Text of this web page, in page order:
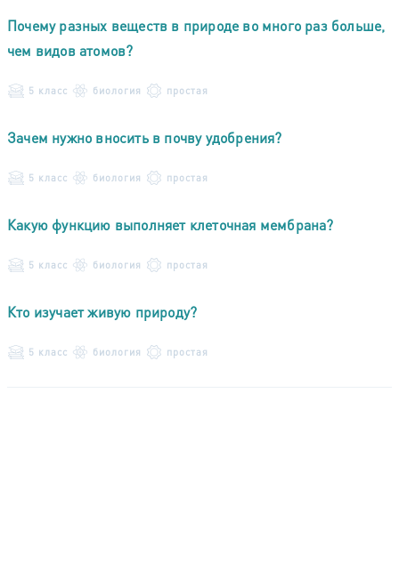
Почему разных веществ в природе во много раз больше,
чем видов атомов?
5 класс биология простая
Зачем нужно вносить в почву удобрения?
5 класс биология простая
Какую функцию выполняет клеточная мембрана?
5 класс биология простая
Кто изучает живую природу?
5 класс биология простая